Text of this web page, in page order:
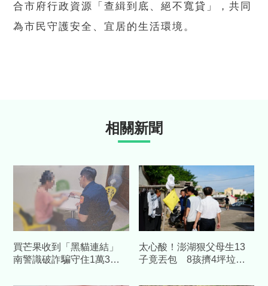
合市府行政資源「查緝到底、絕不寬貸」，共同
為市民守護安全、宜居的生活環境。
相關新聞
買芒果收到「黑貓連結」
南警識破詐騙守住1萬3千
太心酸！澎湖狠父母生13
子竟丟包 8孩擠4坪垃圾